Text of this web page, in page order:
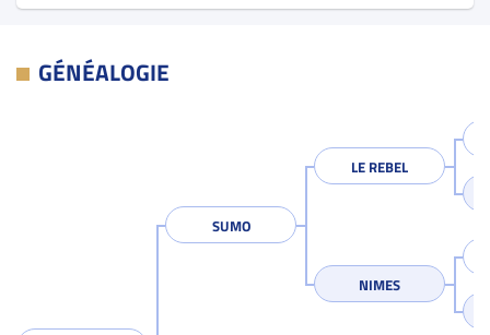
GÉNÉALOGIE
SUMO
LE REBEL
NIMES